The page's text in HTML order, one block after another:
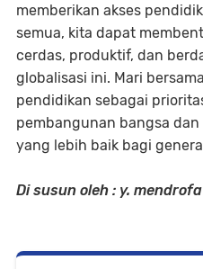
memberikan akses
semua, kita dapat
cerdas, produktif, dan
globalisasi ini. Mari
pendidikan sebagai
pembangunan bangsa
yang lebih baik bagi
Di susun oleh : y. mendrofa